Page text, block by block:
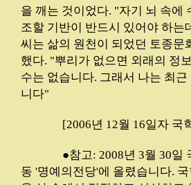
을 깨는 것이었다. "자기 뇌 속에
조할 기반이 반드시 있어야 하
씨는 삶의 원천이 되었던 토종문
했다. "뿌리가 없으면 외래의 정
수는 없습니다. 그래서 나는 최
니다"
[2006년 12월 16일자 국
●참고: 2008년 3월 30일
동 '명예의전당'에 올렸습니다.